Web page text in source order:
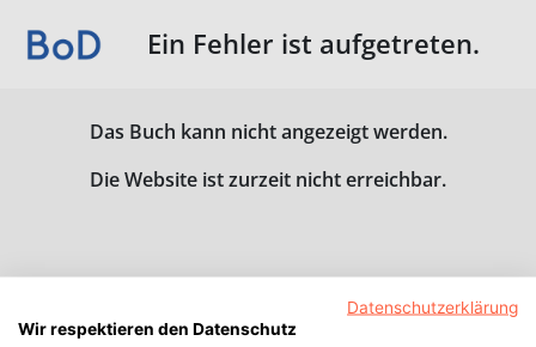
Ein Fehler ist aufgetreten.
Das Buch kann nicht angezeigt werden.
Die Website ist zurzeit nicht erreichbar.
Datenschutzerklärung
Wir respektieren den Datenschutz